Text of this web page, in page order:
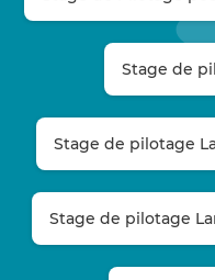
Stage de
Stage de pilotage
Stage de pilotage